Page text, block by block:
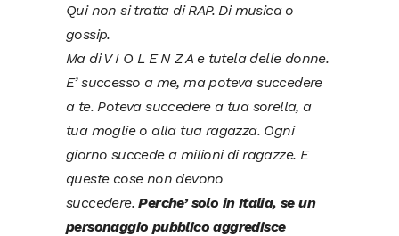
Qui non si tratta di RAP. Di musica o
gossip.
Ma di V I O L E N Z A e tutela delle donne.
E’ successo a me, ma poteva succedere
a te. Poteva succedere a tua sorella, a
tua moglie o alla tua ragazza. Ogni
giorno succede a milioni di ragazze. E
queste cose non devono
succedere.Perche’ solo in Italia, se un
personaggio pubblico aggredisce